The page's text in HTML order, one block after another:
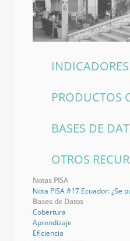
BASES DE
OTROS
Notas PISA
Nota PISA #17 Ecuador:
Bases de Datos
Cobertura
Aprendizaje
Eficiencia